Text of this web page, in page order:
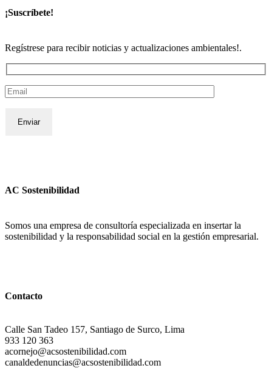
¡Suscríbete!
Regístrese para recibir noticias y actualizaciones ambientales!.
AC Sostenibilidad
Somos una empresa de consultoría especializada en insertar la
sostenibilidad y la responsabilidad social en la gestión empresarial.
Contacto
Calle San Tadeo 157, Santiago de Surco, Lima
933 120 363
acornejo@acsostenibilidad.com
canaldedenuncias@acsostenibilidad.com